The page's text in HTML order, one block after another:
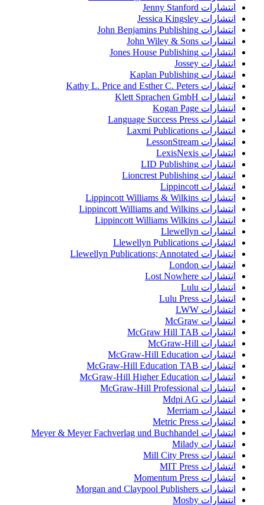
انتشارات Jenny Stanford
انتشارات Jessica Kingsley
انتشارات John Benjamins Publishing
انتشارات John Wiley & Sons
انتشارات Jones House Publishing
انتشارات Jossey
انتشارات Kaplan Publishing
انتشارات Kathy L. Price and Esther C. Peters
انتشارات Klett Sprachen GmbH
انتشارات Kogan Page
انتشارات Language Success Press
انتشارات Laxmi Publications
انتشارات LessonStream
انتشارات LexisNexis
انتشارات LID Publishing
انتشارات Lioncrest Publishing
انتشارات Lippincott
انتشارات Lippincott Williams & Wilkins
انتشارات Lippincott Williams and Wilkins
انتشارات Lippincott Williams Wilkins
انتشارات Llewellyn
انتشارات Llewellyn Publications
انتشارات Llewellyn Publications; Annotated
انتشارات London
انتشارات Lost Nowhere
انتشارات Lulu
انتشارات Lulu Press
انتشارات LWW
انتشارات McGraw
انتشارات McGraw Hill TAB
انتشارات McGraw-Hill
انتشارات McGraw-Hill Education
انتشارات McGraw-Hill Education TAB
انتشارات McGraw-Hill Higher Education
انتشارات McGraw-Hill Professional
انتشارات Mdpi AG
انتشارات Merriam
انتشارات Metric Press
انتشارات Meyer & Meyer Fachverlag und Buchhandel
انتشارات Milady
انتشارات Mill City Press
انتشارات MIT Press
انتشارات Momentum Press
انتشارات Morgan and Claypool Publishers
انتشارات Mosby